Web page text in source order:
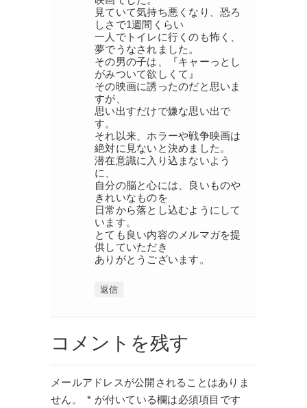
見ていて気持ち悪くなり、恐ろ
しさで1週間くらい
一人でトイレに行くのも怖く、
夢でうなされました。
その男の子は、『キャーっとし
がみついて欲しくて』
その映画に誘ったのだと思いま
すが、
思い出すだけで嫌な思い出で
す。
それ以来、ホラーや戦争映画は
絶対に見ないと決めました。
潜在意識に入り込まないよう
に、
自分の脳と心には、良いものや
きれいなものを
日常から落とし込むようにして
います。
とても良い内容のメルマガを提
供していただき
ありがとうございます。
返信
コメントを残す
メールアドレスが公開されることはありま
せん。
* が付いている欄は必須項目です